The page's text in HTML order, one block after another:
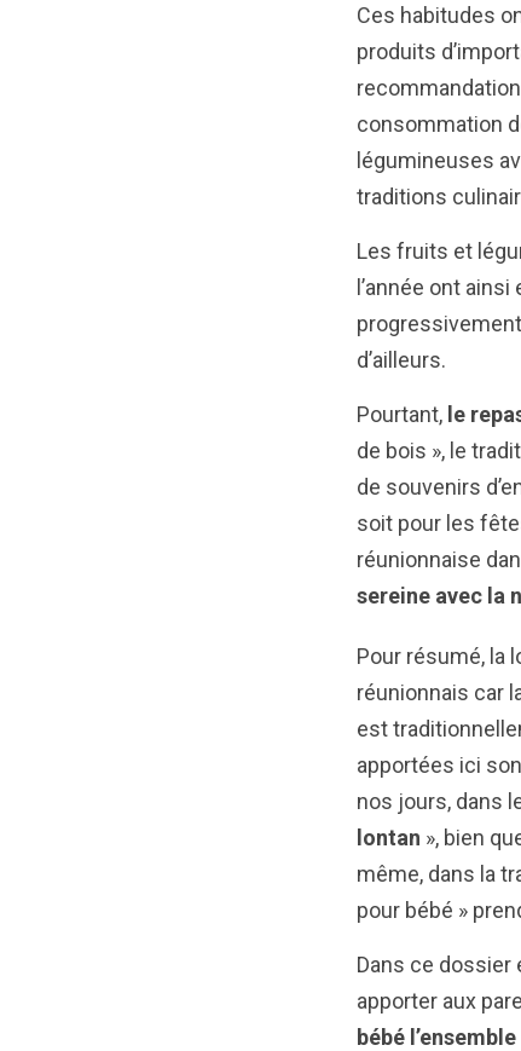
Ces habitudes
produits
consommation
légumineuses
traditions
Les fruits et
l’année ont
d’ailleurs.
Pourtant, le
de bois », le
de souvenirs
soit pour les
réunionnaise
sereine avec la
Pour résumé, la
réunionnais car
est
apportées ici
nos jours, dans
lontan », bien
même, dans la
pour bébé »
Dans ce dossier
apporter aux
bébé